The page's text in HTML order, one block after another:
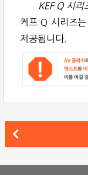
KEF Q 시리
케프 Q 시리즈
제공됩니다.
데논